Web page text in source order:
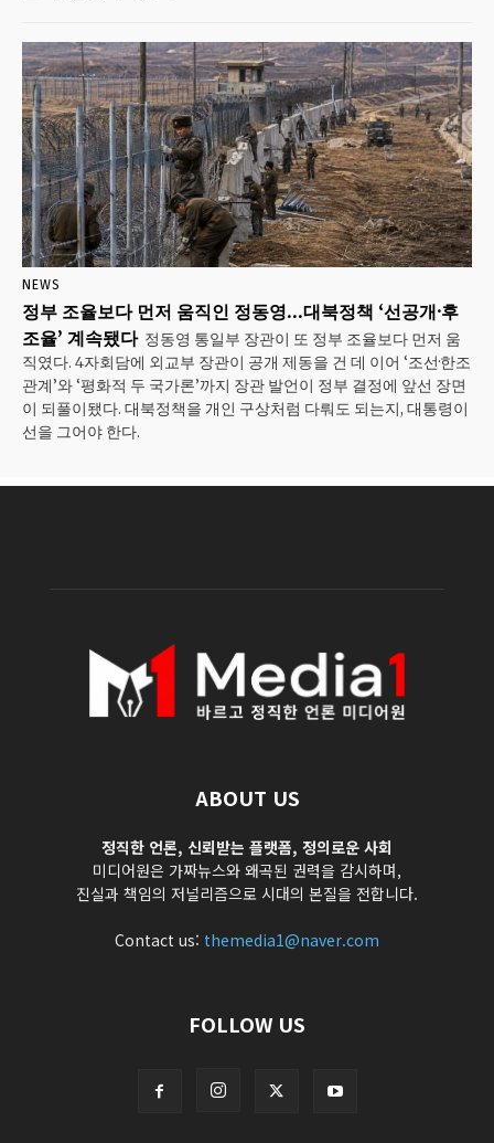
NEWS
정부 조율보다 먼저 움직인 정동영…대북정책 ‘선공개·후
조율’ 계속됐다 정동영 통일부 장관이 또 정부 조율보다 먼저 움
직였다. 4자회담에 외교부 장관이 공개 제동을 건 데 이어 ‘조선·한조
관계’와 ‘평화적 두 국가론’까지 장관 발언이 정부 결정에 앞선 장면
이 되풀이됐다. 대북정책을 개인 구상처럼 다뤄도 되는지, 대통령이
선을 그어야 한다.
ABOUT US
정직한 언론, 신뢰받는 플랫폼, 정의로운 사회
미디어원은 가짜뉴스와 왜곡된 권력을 감시하며,
진실과 책임의 저널리즘으로 시대의 본질을 전합니다.
Contact us: themedia1@naver.com
FOLLOW US